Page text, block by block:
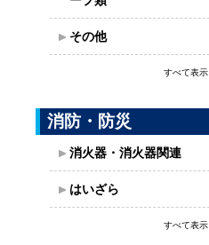
その他
すべて表示
消防・防災
消火器・消火器関連
はいざら
すべて表示